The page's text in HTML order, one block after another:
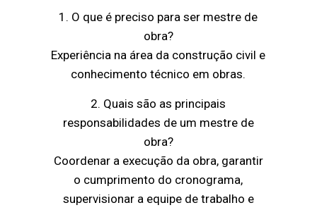
1. O que é preciso para ser mestre de
obra?
Experiência na área da construção civil e
conhecimento técnico em obras.
2. Quais são as principais
responsabilidades de um mestre de
obra?
Coordenar a execução da obra, garantir
o cumprimento do cronograma,
supervisionar a equipe de trabalho e